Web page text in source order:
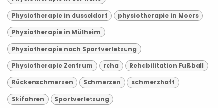
Physiotherapie in dusseldorf physiotherapie in Moers
Physiotherapie in Mülheim
Physiotherapie nach Sportverletzung
Physiotherapie Zentrum reha Rehabilitation Fußball
Rückenschmerzen Schmerzen schmerzhaft
Skifahren Sportverletzung